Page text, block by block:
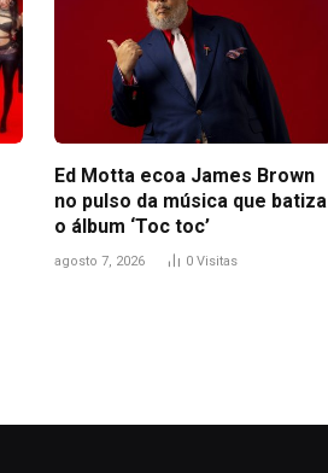
Ed Motta ecoa James Brown
no pulso da música que batiza
o álbum ‘Toc toc’
agosto 7, 2026 0 Visitas